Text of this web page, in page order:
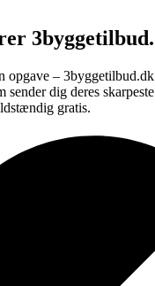
opgave –
sender dig deres
gratis.